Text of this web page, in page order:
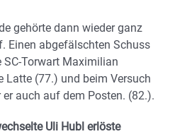
gehörte dann wieder ganz
Einen abgefälschten Schuss
SC-Torwart Maximilian
Latte (77.) und beim Versuch
auch auf dem Posten. (82.).
Uli Hubl erlöste